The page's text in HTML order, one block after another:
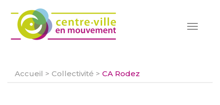
Toggle
Accueil > Collectivité > CA Rodez